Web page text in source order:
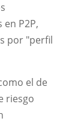
P2P,
por "perfil
el de
riesgo